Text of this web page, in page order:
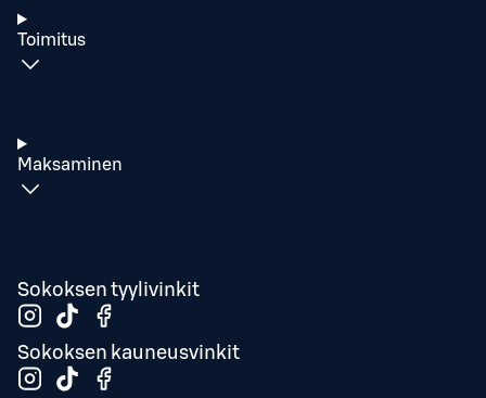
Toimitus
Maksaminen
Sokoksen tyylivinkit
Sokoksen kauneusvinkit